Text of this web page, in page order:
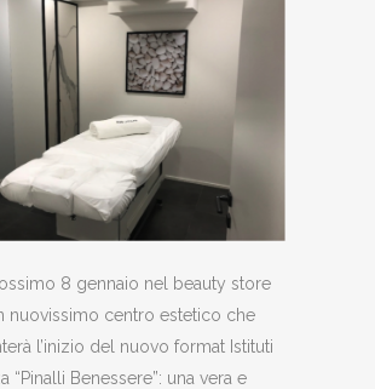
8 gennaio nel beauty store
nuovissimo centro estetico che
l’inizio del nuovo format Istituti
“Pinalli Benessere”: una vera e